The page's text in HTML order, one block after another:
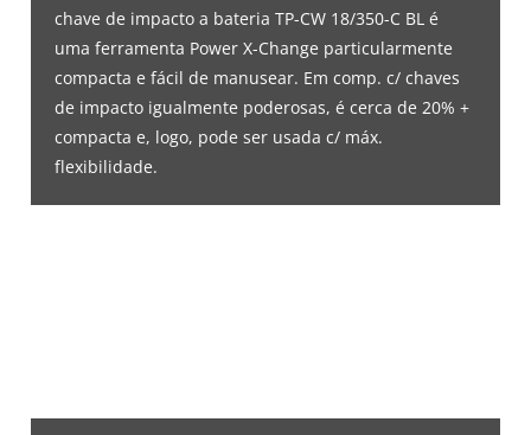
Precisamos do seu consentimento para
Powered byUsercentrics Consent
chave de impacto a bateria TP-CW 18/350-C BL é
uma ferramenta Power X-Change particularmente
compacta e fácil de manusear. Em comp. c/ chaves
de impacto igualmente poderosas, é cerca de 20% +
compacta e, logo, pode ser usada c/ máx.
flexibilidade.